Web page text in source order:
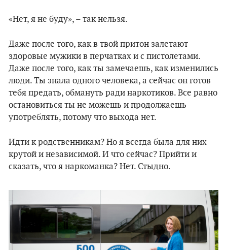
«Нет, я не буду», – так нельзя.
Даже после того, как в твой притон залетают
здоровые мужики в перчатках и с пистолетами.
Даже после того, как ты замечаешь, как изменились
люди. Ты знала одного человека, а сейчас он готов
тебя предать, обмануть ради наркотиков. Все равно
остановиться ты не можешь и продолжаешь
употреблять, потому что выхода нет.
Идти к родственникам? Но я всегда была для них
крутой и независимой. И что сейчас? Прийти и
сказать, что я наркоманка? Нет. Стыдно.